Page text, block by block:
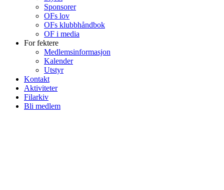
Sponsorer
OFs lov
OFs klubbhåndbok
OF i media
For fektere
Medlemsinformasjon
Kalender
Utstyr
Kontakt
Aktiviteter
Filarkiv
Bli medlem